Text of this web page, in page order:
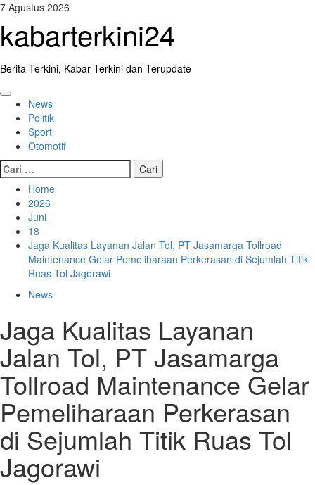
Skip
content
7 Agustus 2026
kabarterkini24
Berita Terkini, Kabar Terkini dan Terupdate
Primary
Menu
News
Politik
Sport
Otomotif
Cari
untuk:
Home
2026
Juni
18
Jaga Kualitas Layanan Jalan Tol, PT Jasamarga Tollroad
Maintenance Gelar Pemeliharaan Perkerasan di Sejumlah Titik
Ruas Tol Jagorawi
News
Jaga Kualitas Layanan
Jalan Tol, PT Jasamarga
Tollroad Maintenance Gelar
Pemeliharaan Perkerasan
di Sejumlah Titik Ruas Tol
Jagorawi